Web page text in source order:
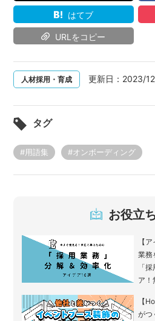
はてブ
URLをコピー
人材採用・育成 更新日： 2023/
タグ
#用語集 #オンボーディング
お役立
【
業務
「
ア！
【
がつ